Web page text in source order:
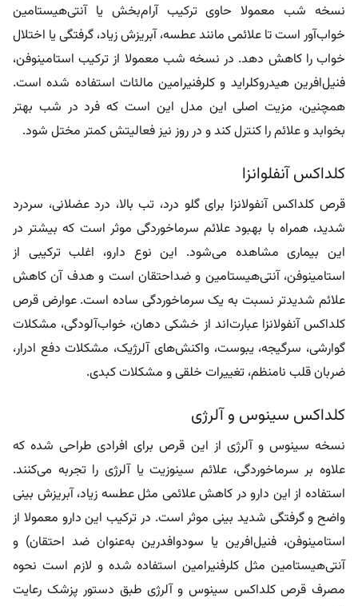
نسخه شب معمولا حاوی ترکیب آرام‌بخش یا آنتی‌هیستامین
خواب‌آور است تا علائمی مانند عطسه، آبریزش زیاد، گرفتگی یا اختلال
خواب را کاهش دهد. در نسخه شب معمولا از ترکیب استامینوفن،
فنیل‌افرین هیدروکلراید و کلرفنیرامین مالئات استفاده شده است.
همچنین، مزیت اصلی این مدل این است که فرد در شب بهتر
بخوابد و علائم را کنترل کند و در روز نیز فعالیتش کمتر مختل شود.
کلداکس آنفلوانزا
قرص کلداکس آنفولانزا برای گلو درد، تب بالا، درد عضلانی، سردرد
شدید، همراه با بهبود علائم سرماخوردگی موثر است که بیشتر در
این بیماری مشاهده می‌شود. این نوع دارو، اغلب ترکیبی از
استامینوفن، آنتی‌هیستامین و ضداحتقان است و هدف آن کاهش
علائم شدیدتر نسبت به یک سرماخوردگی ساده است. عوارض قرص
کلداکس آنفولانزا عبارت‌اند از خشکی دهان، خواب‌آلودگی، مشکلات
گوارشی، سرگیجه، یبوست، واکنش‌های آلرژیک، مشکلات دفع ادرار،
ضربان قلب نامنظم، تغییرات خلقی و مشکلات کبدی.
کلداکس سینوس و آلرژی
نسخه سینوس و آلرژی از این قرص برای افرادی طراحی شده که
علاوه بر سرماخوردگی، علائم سینوزیت یا آلرژی را تجربه می‌کنند.
استفاده از این دارو در کاهش علائمی مثل عطسه زیاد، آبریزش بینی
واضح و گرفتگی شدید بینی موثر است. در ترکیب این دارو معمولا از
استامینوفن، فنیل‌افرین یا سودوافدرین به‌عنوان ضد احتقان) و
آنتی‌هیستامین مثل کلرفنیرامین استفاده شده و لازم است نحوه
مصرف قرص کلداکس سینوس و آلرژی طبق دستور پزشک رعایت